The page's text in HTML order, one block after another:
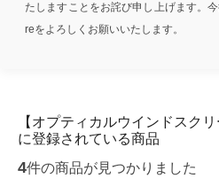
たしますことをお詫び申し上げます。
reをよろしくお願いいたします。
【オプティカルウインドスク
に登録されている商品
4件の商品が見つかりました